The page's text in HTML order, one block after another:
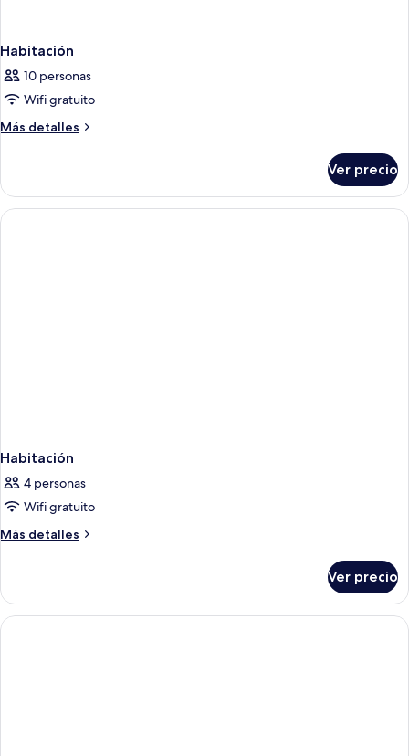
Habitación
10 personas
Wifi gratuito
Más detalles
Más
Ver precio
Habitación
4 personas
Wifi gratuito
Más detalles
Más
Ver precio